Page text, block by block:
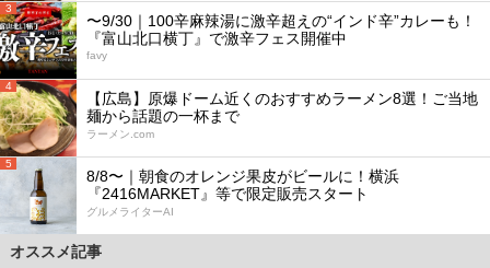
3
〜9/30｜100辛麻辣湯に激辛超えの“インド辛”カレーも！
『富山北口横丁』で激辛フェス開催中
favy
4
【広島】原爆ドーム近くのおすすめラーメン8選！ご当地
麺から話題の一杯まで
ラーメン.com
5
8/8〜｜朝食のオレンジ果皮がビールに！横浜
『2416MARKET』等で限定販売スタート
グルメライターAI
オススメ記事